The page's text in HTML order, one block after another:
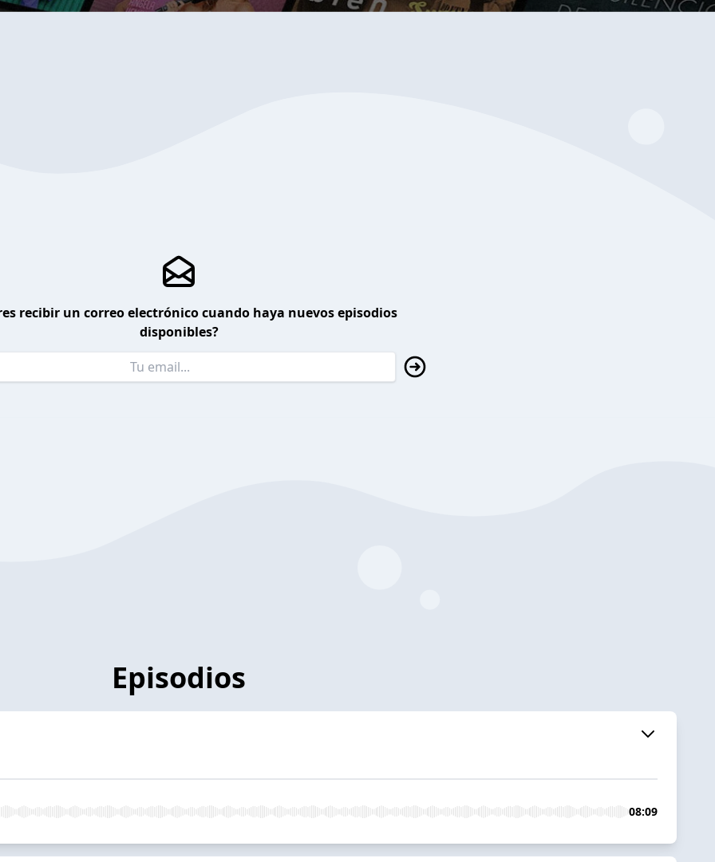
recibir un correo electrónico cuando haya nuevos episodios
disponibles?
Episodios
08:09